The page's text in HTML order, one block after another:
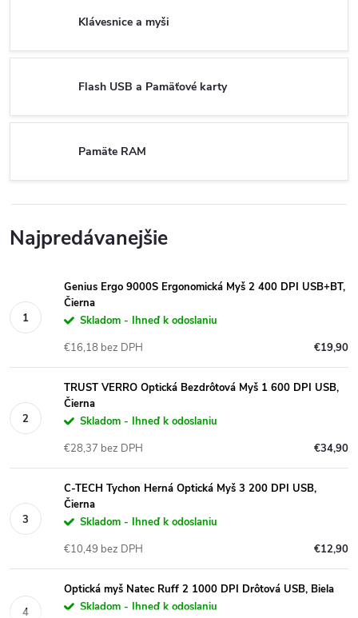
Klávesnice a myši
Flash USB a Pamäťové karty
Pamäte RAM
Najpredávanejšie
Genius Ergo 9000S Ergonomická Myš 2 400 DPI USB+BT,
Čierna
Skladom - Ihneď k odoslaniu
€19,90
€16,18 bez DPH
TRUST VERRO Optická Bezdrôtová Myš 1 600 DPI USB,
Čierna
Skladom - Ihneď k odoslaniu
€34,90
€28,37 bez DPH
C-TECH Tychon Herná Optická Myš 3 200 DPI USB,
Čierna
Skladom - Ihneď k odoslaniu
€12,90
€10,49 bez DPH
Optická myš Natec Ruff 2 1000 DPI Drôtová USB, Biela
Skladom - Ihneď k odoslaniu